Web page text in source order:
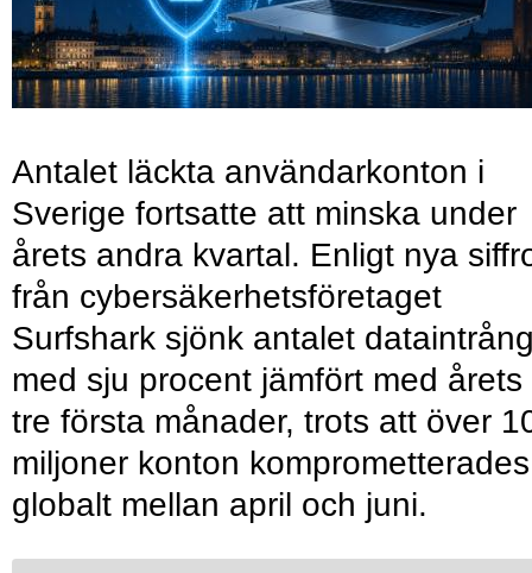
Antalet läckta användarkonton i
Sverige fortsatte att minska under
årets andra kvartal. Enligt nya
från cybersäkerhetsföretaget
Surfshark sjönk antalet
med sju procent jämfört med årets
tre första månader, trots att över
miljoner konton komprometterades
globalt mellan april och juni.